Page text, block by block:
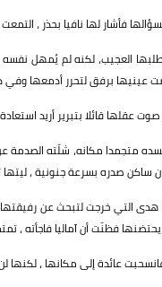
فأشار لها نافيا بحذر ،
العجيب، لكنه لم يُمهل نفسه
عينيها برفق لتحرر أدمعها وفي
عقلها قائلا بتبرير أريد
متجمدا مكانه، شلّته الصدمة
ساكن صدره بسرعة جنونية ، ليتها
هدى التي خرجت لتبحث عن
فظنّت أن آماليا فاجأته ،
عائدة إلى مكانها ،